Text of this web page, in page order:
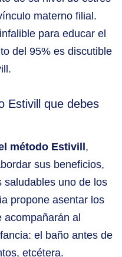
materno filial.
para educar el
del 95% es discutible
Estivill que debes
método Estivill ,
sus beneficios,
saludables uno de los
propone asentar los
al
el baño antes de
etcétera.